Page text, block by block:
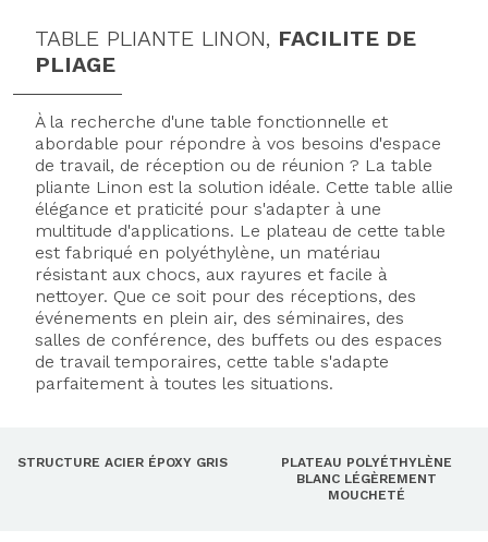
TABLE PLIANTE LINON, FACILITE DE
PLIAGE
À la recherche d'une table fonctionnelle et
abordable pour répondre à vos besoins d'espace
de travail, de réception ou de réunion ? La table
pliante Linon est la solution idéale. Cette table allie
élégance et praticité pour s'adapter à une
multitude d'applications. Le plateau de cette table
est fabriqué en polyéthylène, un matériau
résistant aux chocs, aux rayures et facile à
nettoyer. Que ce soit pour des réceptions, des
événements en plein air, des séminaires, des
salles de conférence, des buffets ou des espaces
de travail temporaires, cette table s'adapte
parfaitement à toutes les situations.
STRUCTURE ACIER ÉPOXY GRIS
PLATEAU POLYÉTHYLÈNE
BLANC LÉGÈREMENT
MOUCHETÉ